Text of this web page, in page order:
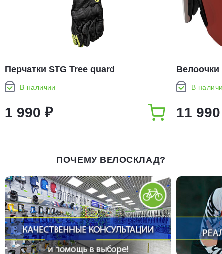
Перчатки STG Tree quard
полноразмерные
В наличии
1 990 ₽
Велоочки
Black
В
11
ПОЧЕМУ ВЕЛОСКЛАД?